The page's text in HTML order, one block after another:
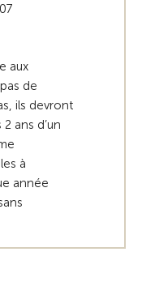
aux
de
ils devront
ans d’un
à
année